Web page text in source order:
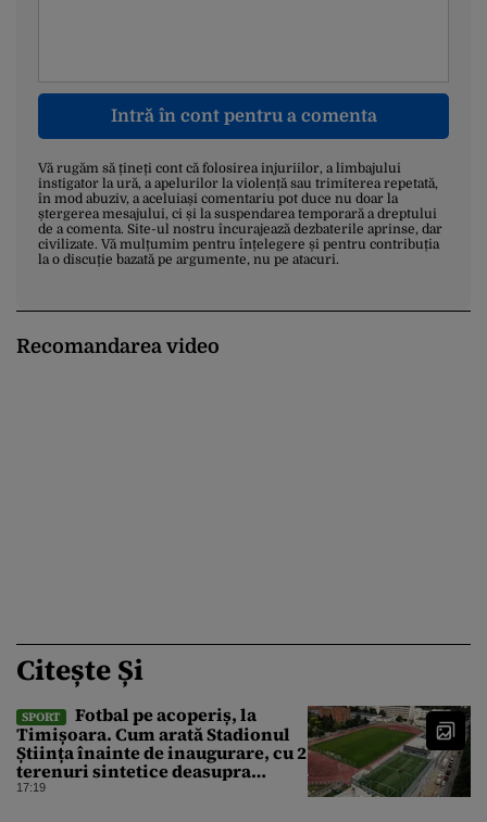
Intră în cont pentru a comenta
Vă rugăm să țineți cont că folosirea injuriilor, a limbajului
instigator la ură, a apelurilor la violență sau trimiterea repetată,
în mod abuziv, a aceluiași comentariu pot duce nu doar la
ștergerea mesajului, ci și la suspendarea temporară a dreptului
de a comenta. Site-ul nostru încurajează dezbaterile aprinse, dar
civilizate. Vă mulțumim pentru înțelegere și pentru contribuția
la o discuție bazată pe argumente, nu pe atacuri.
Recomandarea video
Citește Și
SPORT
Fotbal pe acoperiș, la
Timișoara. Cum arată Stadionul
Știința înainte de inaugurare, cu 2
terenuri sintetice deasupra
tribunei
17:19